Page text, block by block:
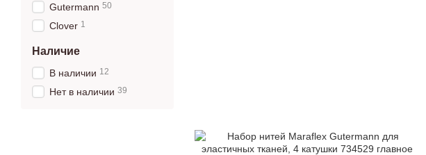
Gutermann 50
Clover 1
Наличие
В наличии 12
Нет в наличии 39